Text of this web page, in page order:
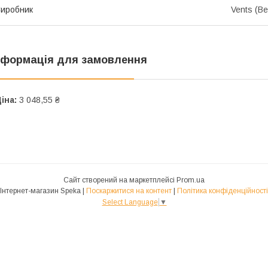
Vents
для замовлення
3 048,55 ₴
Сайт створений на маркетплейсі Prom.ua
Інтернет-магазин Speka | Поскаржитися на контент | Політика конфіденційності
Select Language ▼